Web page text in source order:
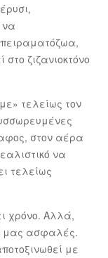
ζιζανιοκτόνο
τελείως τον
στον αέρα
να
τελείως
χρόνο. Αλλά,
μας ασφαλές.
με